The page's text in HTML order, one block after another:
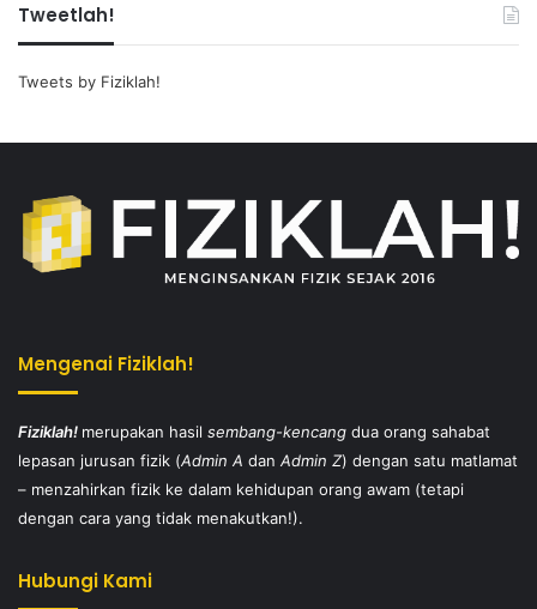
Tweetlah!
Tweets by Fiziklah!
Mengenai Fiziklah!
Fiziklah! merupakan hasil sembang-kencang dua orang sahabat
lepasan jurusan fizik (Admin A dan Admin Z) dengan satu matlamat
– menzahirkan fizik ke dalam kehidupan orang awam (tetapi
dengan cara yang tidak menakutkan!).
Hubungi Kami